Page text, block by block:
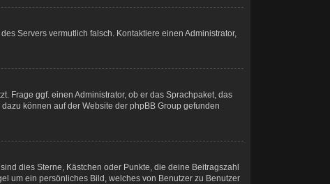
Servers vermutlich falsch. Kontaktiere einen Administrator,
Frage ggf. einen Administrator, ob er das Sprachpaket, das
können auf der Website der phpBB Group gefunden
dies Sterne, Kästchen oder Punkte, die deine Beitragszahl
um ein persönliches Bild, welches von Benutzer zu Benutzer